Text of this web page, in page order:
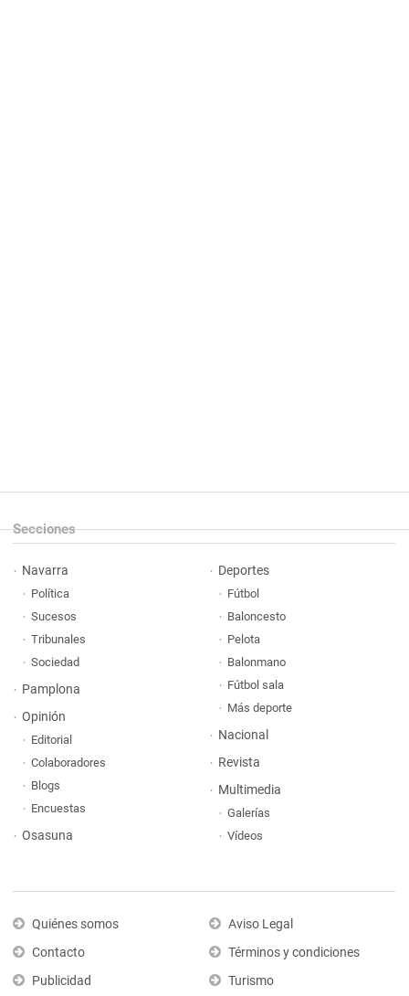
Secciones
Navarra
Política
Sucesos
Tribunales
Sociedad
Pamplona
Opinión
Editorial
Colaboradores
Blogs
Encuestas
Osasuna
Deportes
Fútbol
Baloncesto
Pelota
Balonmano
Fútbol sala
Más deporte
Nacional
Revista
Multimedia
Galerías
Vídeos
Quiénes somos
Contacto
Publicidad
Aviso Legal
Términos y condiciones
Turismo